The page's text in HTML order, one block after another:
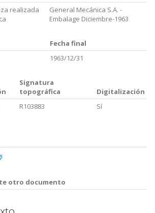
realizada
General Mecánica S.A. -
Embalage Diciembre-1963
Fecha final
1963/12/31
Signatura
topográfica
Digitalización
R103883 Sí
otro documento